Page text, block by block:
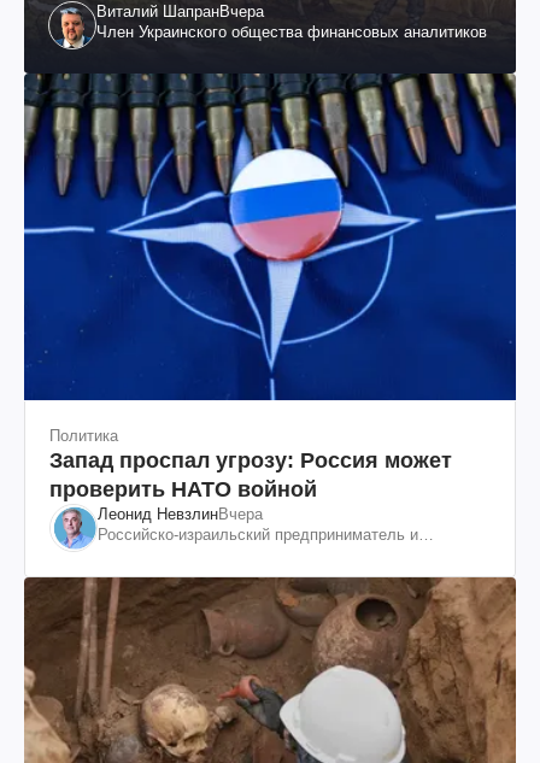
Виталий ШапранВчера
Член Украинского общества финансовых аналитиков
Политика
Запад проспал угрозу: Россия может
проверить НАТО войной
Леонид НевзлинВчера
Российско-израильский предприниматель и
"ЮКОСа"